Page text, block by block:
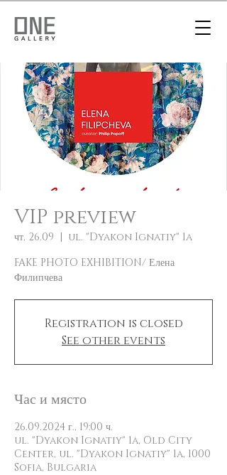
VIP preview
чт, 26.09
  |
ul. "Dyakon Ignatiy" 1a
FAKE PHOTO EXHIBITION/ Елена
Филипчева
Registration is closed
See other events
Час и място
26.09.2024 г., 19:00 ч.
ul. "Dyakon Ignatiy" 1a, Old City
Center, ul. "Dyakon Ignatiy" 1a, 1000
Sofia, Bulgaria